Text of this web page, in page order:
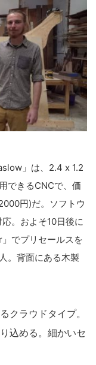
」は、2.4 x 1.2
できるCNCで、価
円)だ。ソフトウ
。およそ10日後に
でプリセールスを
。背面にある木製
クラウドタイプ。
込める。細かいセ